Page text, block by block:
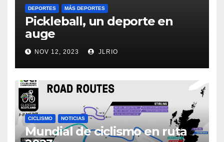
DEPORTES MÁS DEPORTES
Pickleball, un deporte en
auge
NOV 12, 2023 JLRIO
CICLISMO NOTICIAS
Mundial de ciclismo en ruta